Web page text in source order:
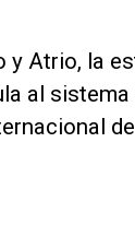
y Atrio, la
al